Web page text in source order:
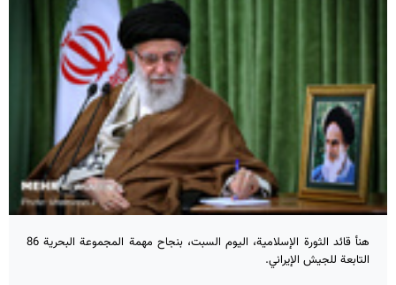
هنأ قائد الثورة الإسلامية، اليوم السبت، بنجاح مهمة المجموعة البحرية 86
التابعة للجيش الإيراني.